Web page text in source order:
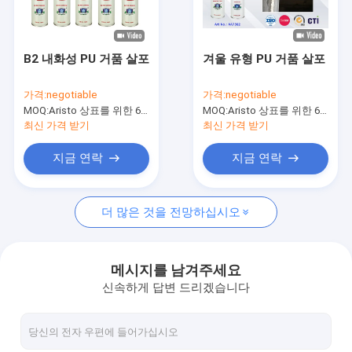
공장 투어
직물 분무 도장
아크릴 스프레이 페인트
스프레이 페인트를 표시
감적 펜
B2 내화성 PU 거품 살포
가격:negotiable
MOQ:Aristo 상표를 위한 6000pcs, 고객 상표를 위한 15000pcs
최신 가격 받기
지금 연락
겨울 유형 PU 거품 살포
가격:negotiable
MOQ:Aristo 상표를 위한 6000pcs, 고객 상표를 위한 15000pcs
최신 가격 받기
지금 연락
더 많은 것을 전망하십시오
메시지를 남겨주세요
신속하게 답변 드리겠습니다